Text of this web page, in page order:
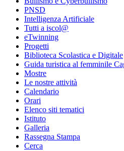
PNSD
Intelligenza Artificiale
Tutti a iscol@
eTwinning
Progetti
Biblioteca Scolastica e Digitale
Guida turistica al femminile
Mostre
Le nostre attività
Calendario
Orari
Elenco siti tematici
Istituto
Galleria
Rassegna Stampa
Cerca